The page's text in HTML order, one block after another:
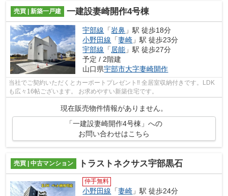
売買 | 新築一戸建 一建設妻崎開作4号棟
宇部線 「岩鼻 」駅 徒歩18分
小野田線 「妻崎 」駅 徒歩23分
宇部線 「 居能 」駅 徒歩27分
予定 / 2階建
山口県宇部市大字妻崎開作
当社でご契約いただくとカーポートプレゼント‼ 全居室収納付きです。LDK
も広々16帖ございます。 お求めやすい新築住宅です。
現在販売物件情報がありません。
「一建設妻崎開作4号棟」への
お問い合わせはこちら
売買 | 中古マンション トラストネクサス宇部黒石
仲手無料
小野田線 「妻崎 」駅 徒歩24分